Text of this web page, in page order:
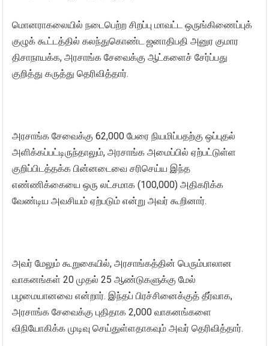
மொனராகலையில் நடைபெற்ற சிறப்பு மாவட்ட ஒருங்கிணைப்புக்
குழுக் கூட்டத்தில் கலந்துகொண்ட ஜனாதிபதி அனுர குமார
திசாநாயக்க, அரசாங்க சேவைக்கு ஆட்களைச் சேர்ப்பது
குறித்து கருத்து தெரிவித்தார்.
​அரசாங்க சேவைக்கு 62,000 பேரை நியமிப்பதற்கு ஒப்புதல்
அளிக்கப்பட்டிருந்தாலும், அரசாங்க அமைப்பில் ஏற்பட்டுள்ள
குறிப்பிடத்தக்க பின்னடைவை சரிசெய்ய இந்த
எண்ணிக்கையை ஒரு லட்சமாக (100,000) அதிகரிக்க
வேண்டிய அவசியம் ஏற்படும் என்று அவர் கூறினார்.
​அவர் மேலும் கூறுகையில், அரசாங்கத்தின் பெரும்பாலான
வாகனங்கள் 20 முதல் 25 ஆண்டுகளுக்கு மேல்
பழமையானவை என்றார். இந்தப் பிரச்சினைக்குத் தீர்வாக,
அரசாங்க சேவைக்கு புதிதாக 2,000 வாகனங்களை
விநியோகிக்க முடிவு செய்துள்ளதாகவும் அவர் தெரிவித்தார்.